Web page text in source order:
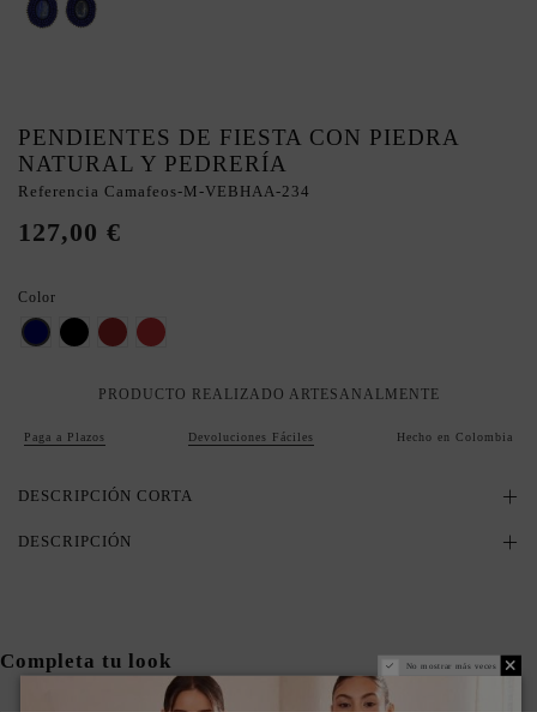
PENDIENTES DE FIESTA CON PIEDRA
NATURAL Y PEDRERÍA
Referencia Camafeos-M-VEBHAA-234
127,00 €
Color
marino Negro MARRON
Rojo
PRODUCTO REALIZADO ARTESANALMENTE
Paga a Plazos Devoluciones Fáciles Hecho en Colombia
DESCRIPCIÓN CORTA
DESCRIPCIÓN
Completa tu look No mostrar más veces